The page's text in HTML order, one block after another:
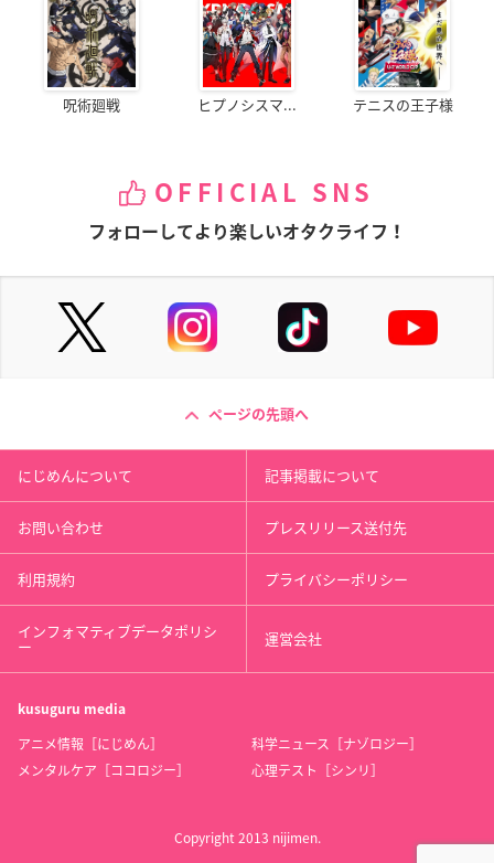
呪術廻戦 ヒプノシスマ... テニスの王子様
OFFICIAL SNS
フォローしてより楽しいオタクライフ！
ページの先頭へ
にじめんについて 記事掲載について
お問い合わせ プレスリリース送付先
利用規約 プライバシーポリシー
インフォマティブデータポリシ
ー 運営会社
kusuguru media
アニメ情報［にじめん］
科学ニュース［ナゾロジー］
メンタルケア［ココロジー］
心理テスト［シンリ］
Copyright 2013 nijimen.